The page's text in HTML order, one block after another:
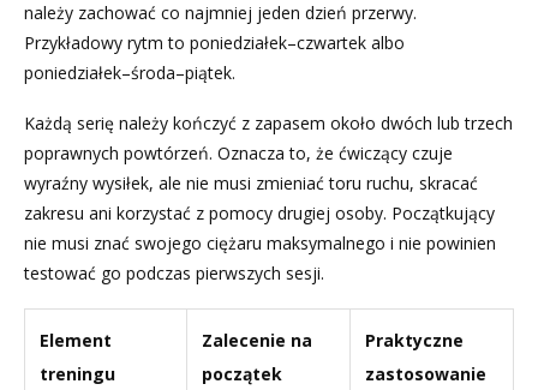
należy zachować co najmniej jeden dzień przerwy.
Przykładowy rytm to poniedziałek–czwartek albo
poniedziałek–środa–piątek.
Każdą serię należy kończyć z zapasem około dwóch lub trzech
poprawnych powtórzeń. Oznacza to, że ćwiczący czuje
wyraźny wysiłek, ale nie musi zmieniać toru ruchu, skracać
zakresu ani korzystać z pomocy drugiej osoby. Początkujący
nie musi znać swojego ciężaru maksymalnego i nie powinien
testować go podczas pierwszych sesji.
Element
treningu
Zalecenie na
początek
Praktyczne
zastosowanie